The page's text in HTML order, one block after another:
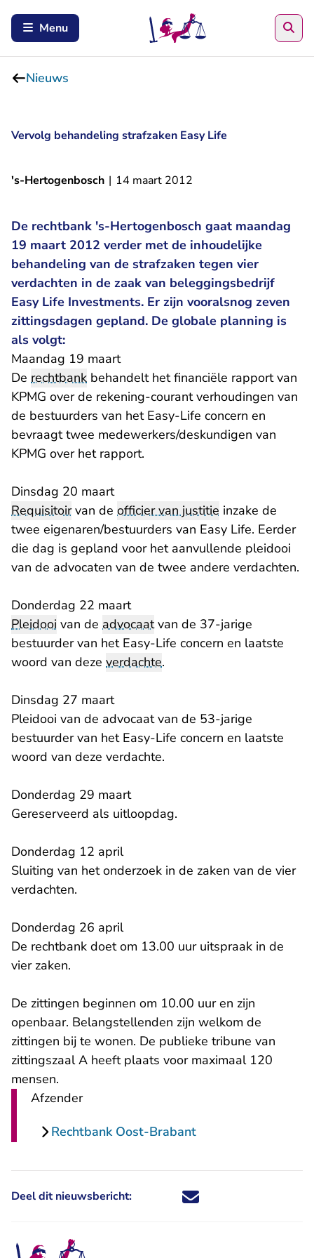
Menu
Nieuws
Vervolg behandeling strafzaken Easy Life
's-Hertogenbosch | 14 maart 2012
De rechtbank 's-Hertogenbosch gaat maandag
19 maart 2012 verder met de inhoudelijke
behandeling van de strafzaken tegen vier
verdachten in de zaak van beleggingsbedrijf
Easy Life Investments. Er zijn vooralsnog zeven
zittingsdagen gepland. De globale planning is
als volgt:
Maandag 19 maart
De rechtbank behandelt het financiële rapport van
KPMG over de rekening-courant verhoudingen van
de bestuurders van het Easy-Life concern en
bevraagt twee medewerkers/deskundigen van
KPMG over het rapport.
Dinsdag 20 maart
Requisitoirvan de officier van justitie inzake de
twee eigenaren/bestuurders van Easy Life. Eerder
die dag is gepland voor het aanvullende pleidooi
van de advocaten van de twee andere verdachten.
Donderdag 22 maart
Pleidooi van de advocaatvan de 37-jarige
bestuurder van het Easy-Life concern en laatste
woord van deze verdachte.
Dinsdag 27 maart
Pleidooi van de advocaat van de 53-jarige
bestuurder van het Easy-Life concern en laatste
woord van deze verdachte.
Donderdag 29 maart
Gereserveerd als uitloopdag.
Donderdag 12 april
Sluiting van het onderzoek in de zaken van de vier
verdachten.
Donderdag 26 april
De rechtbank doet om 13.00 uur uitspraak in de
vier zaken.
De zittingen beginnen om 10.00 uur en zijn
openbaar. Belangstellenden zijn welkom de
zittingen bij te wonen. De publieke tribune van
zittingszaal A heeft plaats voor maximaal 120
mensen.
Afzender
Rechtbank Oost-Brabant
Deel dit nieuwsbericht: Deel dit nieuwsbericht via X -
Deel dit nieuwsbericht via
Deel dit nieuwsbericht
Deel dit